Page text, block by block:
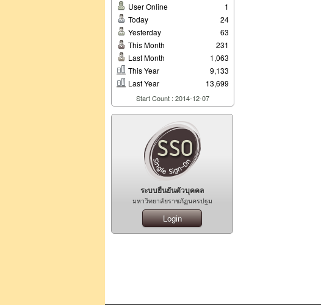
User Online
1
Today
24
Yesterday
63
This Month
231
Last Month
1,063
This Year
9,133
Last Year
13,699
Start Count : 2014-12-07
ระบบยืนยันตัวบุคคล
มหาวิทยาลัยราชภัฏนครปฐม
Login